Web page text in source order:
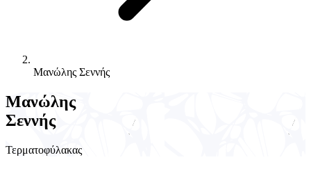
Μανώλης Σεννής
Μανώλης
Σεννής
Τερματοφύλακας